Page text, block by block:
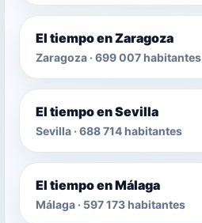
El tiempo en Zaragoza
Zaragoza · 699 007 habitantes
El tiempo en Sevilla
Sevilla · 688 714 habitantes
El tiempo en Málaga
Málaga · 597 173 habitantes